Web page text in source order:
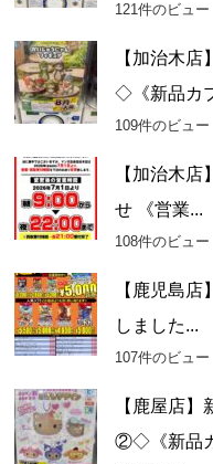
121件のビュー
【加治木
◇《新品カ
109件のビュー
【加治木
せ 《営業...
108件のビュー
【鹿児島
しました...
107件のビュー
【鹿屋店
②◇《新品